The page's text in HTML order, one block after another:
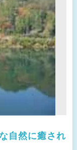
自然に癒され